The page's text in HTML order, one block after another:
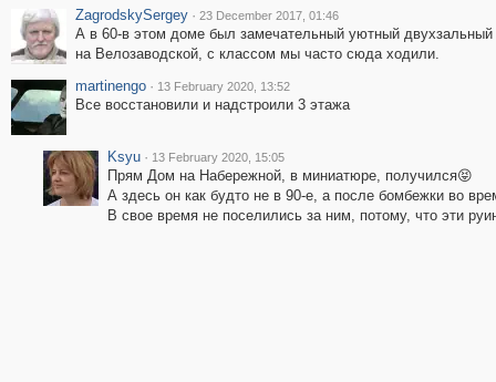
ZagrodskySergey · 23 December 2017, 01:46
А в 60-в этом доме был замечательный уютный
на Велозаводской, с классом мы часто сюда ходили.
martinengo · 13 February 2020, 13:52
Все восстановили и надстроили 3 этажа
Ksyu · 13 February 2020, 15:05
Прям Дом на Набережной, в миниатюре, получился😝
А здесь он как будто не в 90-е, а после бомбежки во
В свое время не поселились за ним, потому, что эти